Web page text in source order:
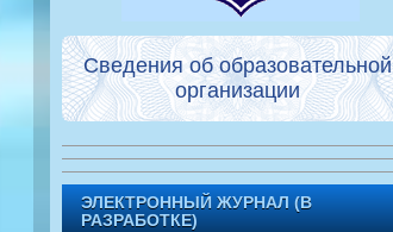
Сведения об образовательной
организации
ЭЛЕКТРОННЫЙ ЖУРНАЛ (В
РАЗРАБОТКЕ)